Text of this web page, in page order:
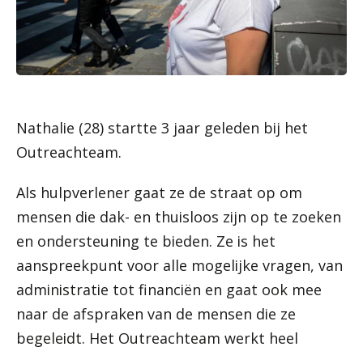
Nathalie (28) startte 3 jaar geleden bij het
Outreachteam.
Als hulpverlener gaat ze de straat op om
mensen die dak- en thuisloos zijn op te zoeken
en ondersteuning te bieden. Ze is het
aanspreekpunt voor alle mogelijke vragen, van
administratie tot financiën en gaat ook mee
naar de afspraken van de mensen die ze
begeleidt. Het Outreachteam werkt heel